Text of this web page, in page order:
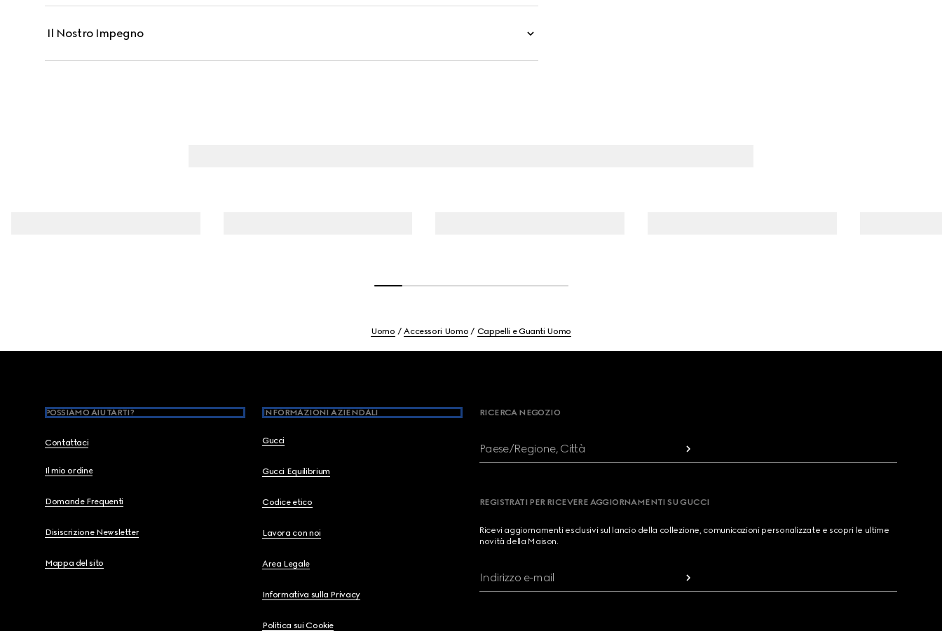
Il Nostro Impegno
Uomo Accessori Uomo Cappelli e Guanti Uomo
POSSIAMO AIUTARTI?
Contattaci
Il mio ordine
Domande Frequenti
Disiscrizione Newsletter
Mappa del sito
INFORMAZIONI AZIENDALI
Gucci
Gucci Equilibrium
Codice etico
Lavora con noi
Area Legale
Informativa sulla Privacy
Politica sui Cookie
RICERCA NEGOZIO
Paese/Regione, Città
REGISTRATI PER RICEVERE AGGIORNAMENTI SU GUCCI
Ricevi aggiornamenti esclusivi sul lancio della collezione, comunicazioni personalizzate e scopri le ultime
novità della Maison.
Indirizzo e-mail